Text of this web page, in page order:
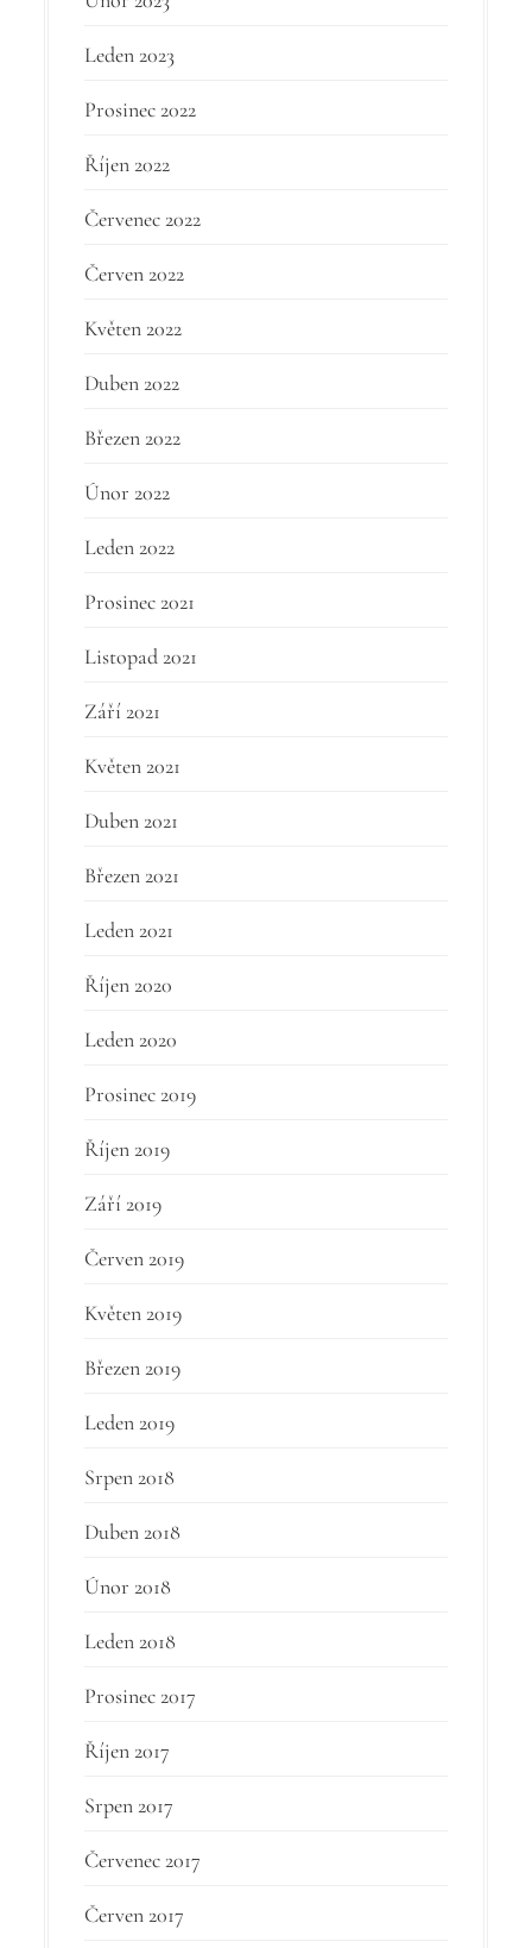
Leden 2023
Prosinec 2022
Říjen 2022
Červenec 2022
Červen 2022
Květen 2022
Duben 2022
Březen 2022
Únor 2022
Leden 2022
Prosinec 2021
Listopad 2021
Září 2021
Květen 2021
Duben 2021
Březen 2021
Leden 2021
Říjen 2020
Leden 2020
Prosinec 2019
Říjen 2019
Září 2019
Červen 2019
Květen 2019
Březen 2019
Leden 2019
Srpen 2018
Duben 2018
Únor 2018
Leden 2018
Prosinec 2017
Říjen 2017
Srpen 2017
Červenec 2017
Červen 2017